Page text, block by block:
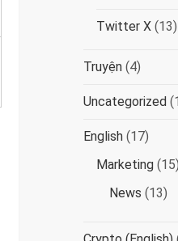
Twitter X (13)
Truyện (4)
Uncategorized
English (17)
Marketing (15)
News (13)